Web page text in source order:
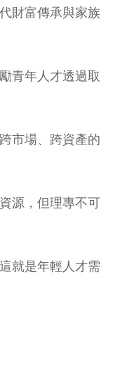
財富傳承與家族
青年人才透過取
市場、跨資產的
源，但理專不可
就是年輕人才需